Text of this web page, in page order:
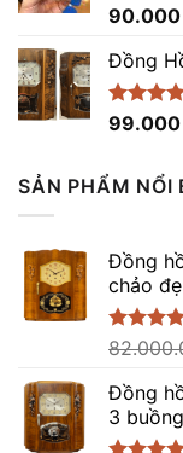
Được
5 sao
90.000
Đồng
Được
99.000
SẢN PHẨM NỔI
Đồng
chảo
Được
5 sao
Đồng
3